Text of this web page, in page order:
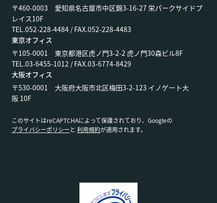
〒460-0003 愛知県名古屋市中区錦3-16-27 栄パークサイドプ
レイス10F
TEL.052-228-4484 / FAX.052-228-4483
東京オフィス
〒105-0001 東京都港区虎ノ門3-2-2 虎ノ門30森ビル8F
TEL.03-6455-1012 / FAX.03-6774-8429
大阪オフィス
〒530-0001 大阪府大阪市北区梅田3-2-123 イノゲート大
阪 10F
このサイトはreCAPTCHAによって保護されており、Googleの
プライバシーポリシーと 利用規約が適用されます。